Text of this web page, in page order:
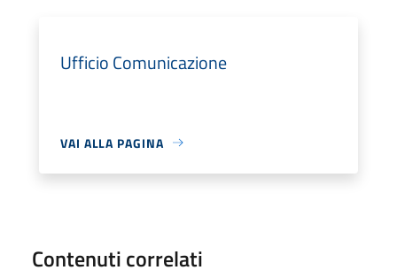
Ufficio Comunicazione
VAI ALLA PAGINA
Contenuti correlati